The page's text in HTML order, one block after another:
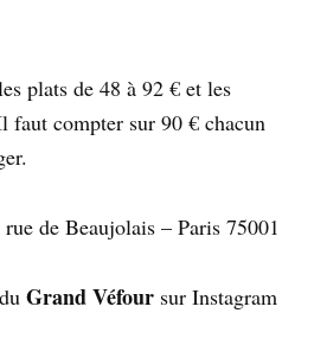
plats de 48 à 92 € et les
faut compter sur 90 € chacun
de Beaujolais – Paris 75001
Grand Véfour sur Instagram